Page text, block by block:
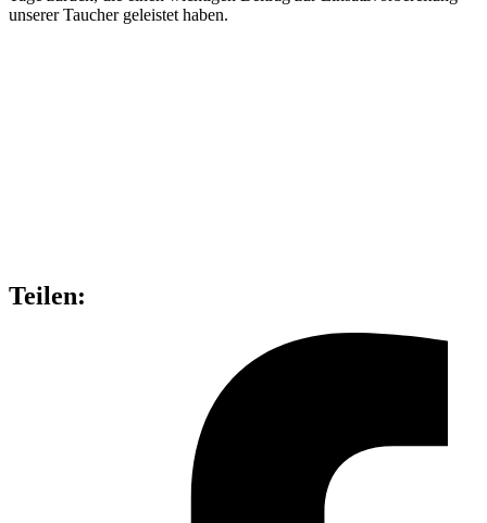
unserer Taucher geleistet haben.
Teilen: